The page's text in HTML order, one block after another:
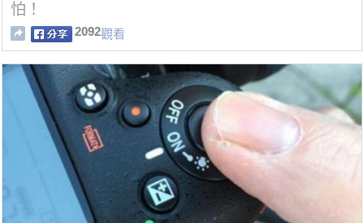
怕！
2092觀看